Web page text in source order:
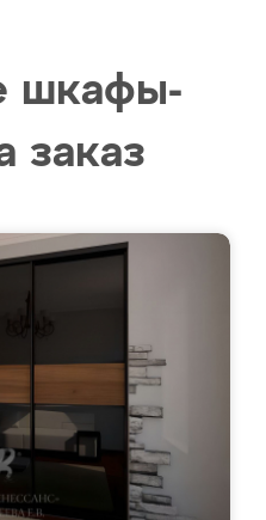
шкафы-
заказ